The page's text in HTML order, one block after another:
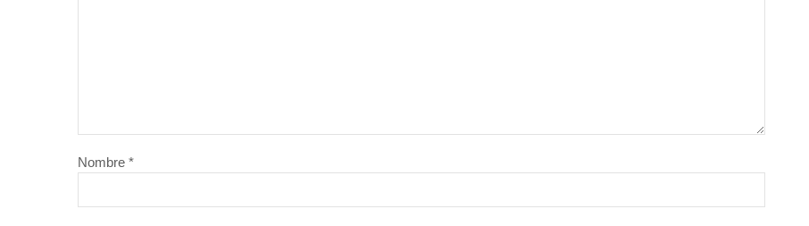
Nombre *